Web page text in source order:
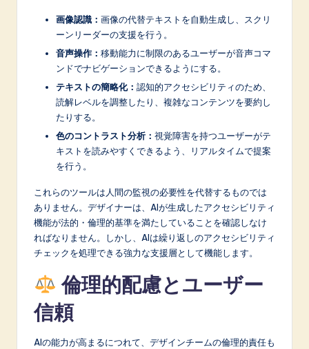
画像認識： 画像の代替テキストを自動生成し、スクリ
ーンリーダーの支援を行う。
音声操作： 移動能力に制限のあるユーザーが音声コマ
ンドでナビゲーションできるようにする。
テキストの簡略化： 認知的アクセシビリティのため、
読解レベルを調整したり、複雑なコンテンツを要約し
たりする。
色のコントラスト分析： 視覚障害を持つユーザーがテ
キストを読みやすくできるよう、リアルタイムで提案
を行う。
これらのツールは人間の監視の必要性を代替するものでは
ありません。デザイナーは、AIが生成したアクセシビリティ
機能が法的・倫理的基準を満たしていることを確認しなけ
ればなりません。しかし、AIは繰り返しのアクセシビリティ
チェックを処理できる強力な支援層として機能します。
倫理的配慮とユーザー
信頼
AIの能力が高まるにつれて、デザインチームの倫理的責任も